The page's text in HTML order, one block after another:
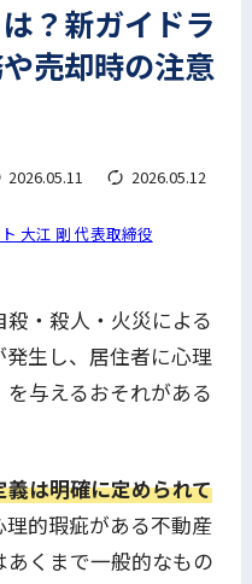
？新ガイドラ
売却時の注意
2026.05.11 2026.05.12
大江 剛 代表取締役
・殺人・火災による
生し、居住者に心理
与えるおそれがある
は明確に定められて
的瑕疵がある不動産
くまで一般的なもの